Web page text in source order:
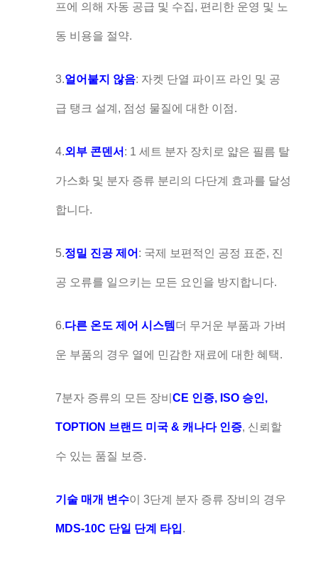
프에 의해 자동 공급 및 수집, 편리한 운영 및 노
동 비용을 절약.
3.얼어붙지 않음: 자켓 단열 파이프 라인 및 공
급 탱크 설계, 점성 물질에 대한 이점.
4.외부 콘덴서 : 1 세트 분자 장치로 얇은 필름 탈
가스화 및 분자 증류 분리의 다단계 효과를 달성
합니다.
5.정밀 진공 제어 : 국제 보편적인 공정 표준, 진
공 오류를 일으키는 모든 요인을 방지합니다.
6.다른 온도 제어 시스템 더 무거운 부품과 가벼
운 부품의 경우 열에 민감한 재료에 대한 혜택.
7분자 증류의 모든 장비 CE 인증, ISO 승인,
TOPTION 브랜드 미국 & 캐나다 인증, 신뢰할
수 있는 품질 보증.
기술 매개 변수이 3단계 분자 증류 장비의 경우
MDS-10C 단일 단계 타입.